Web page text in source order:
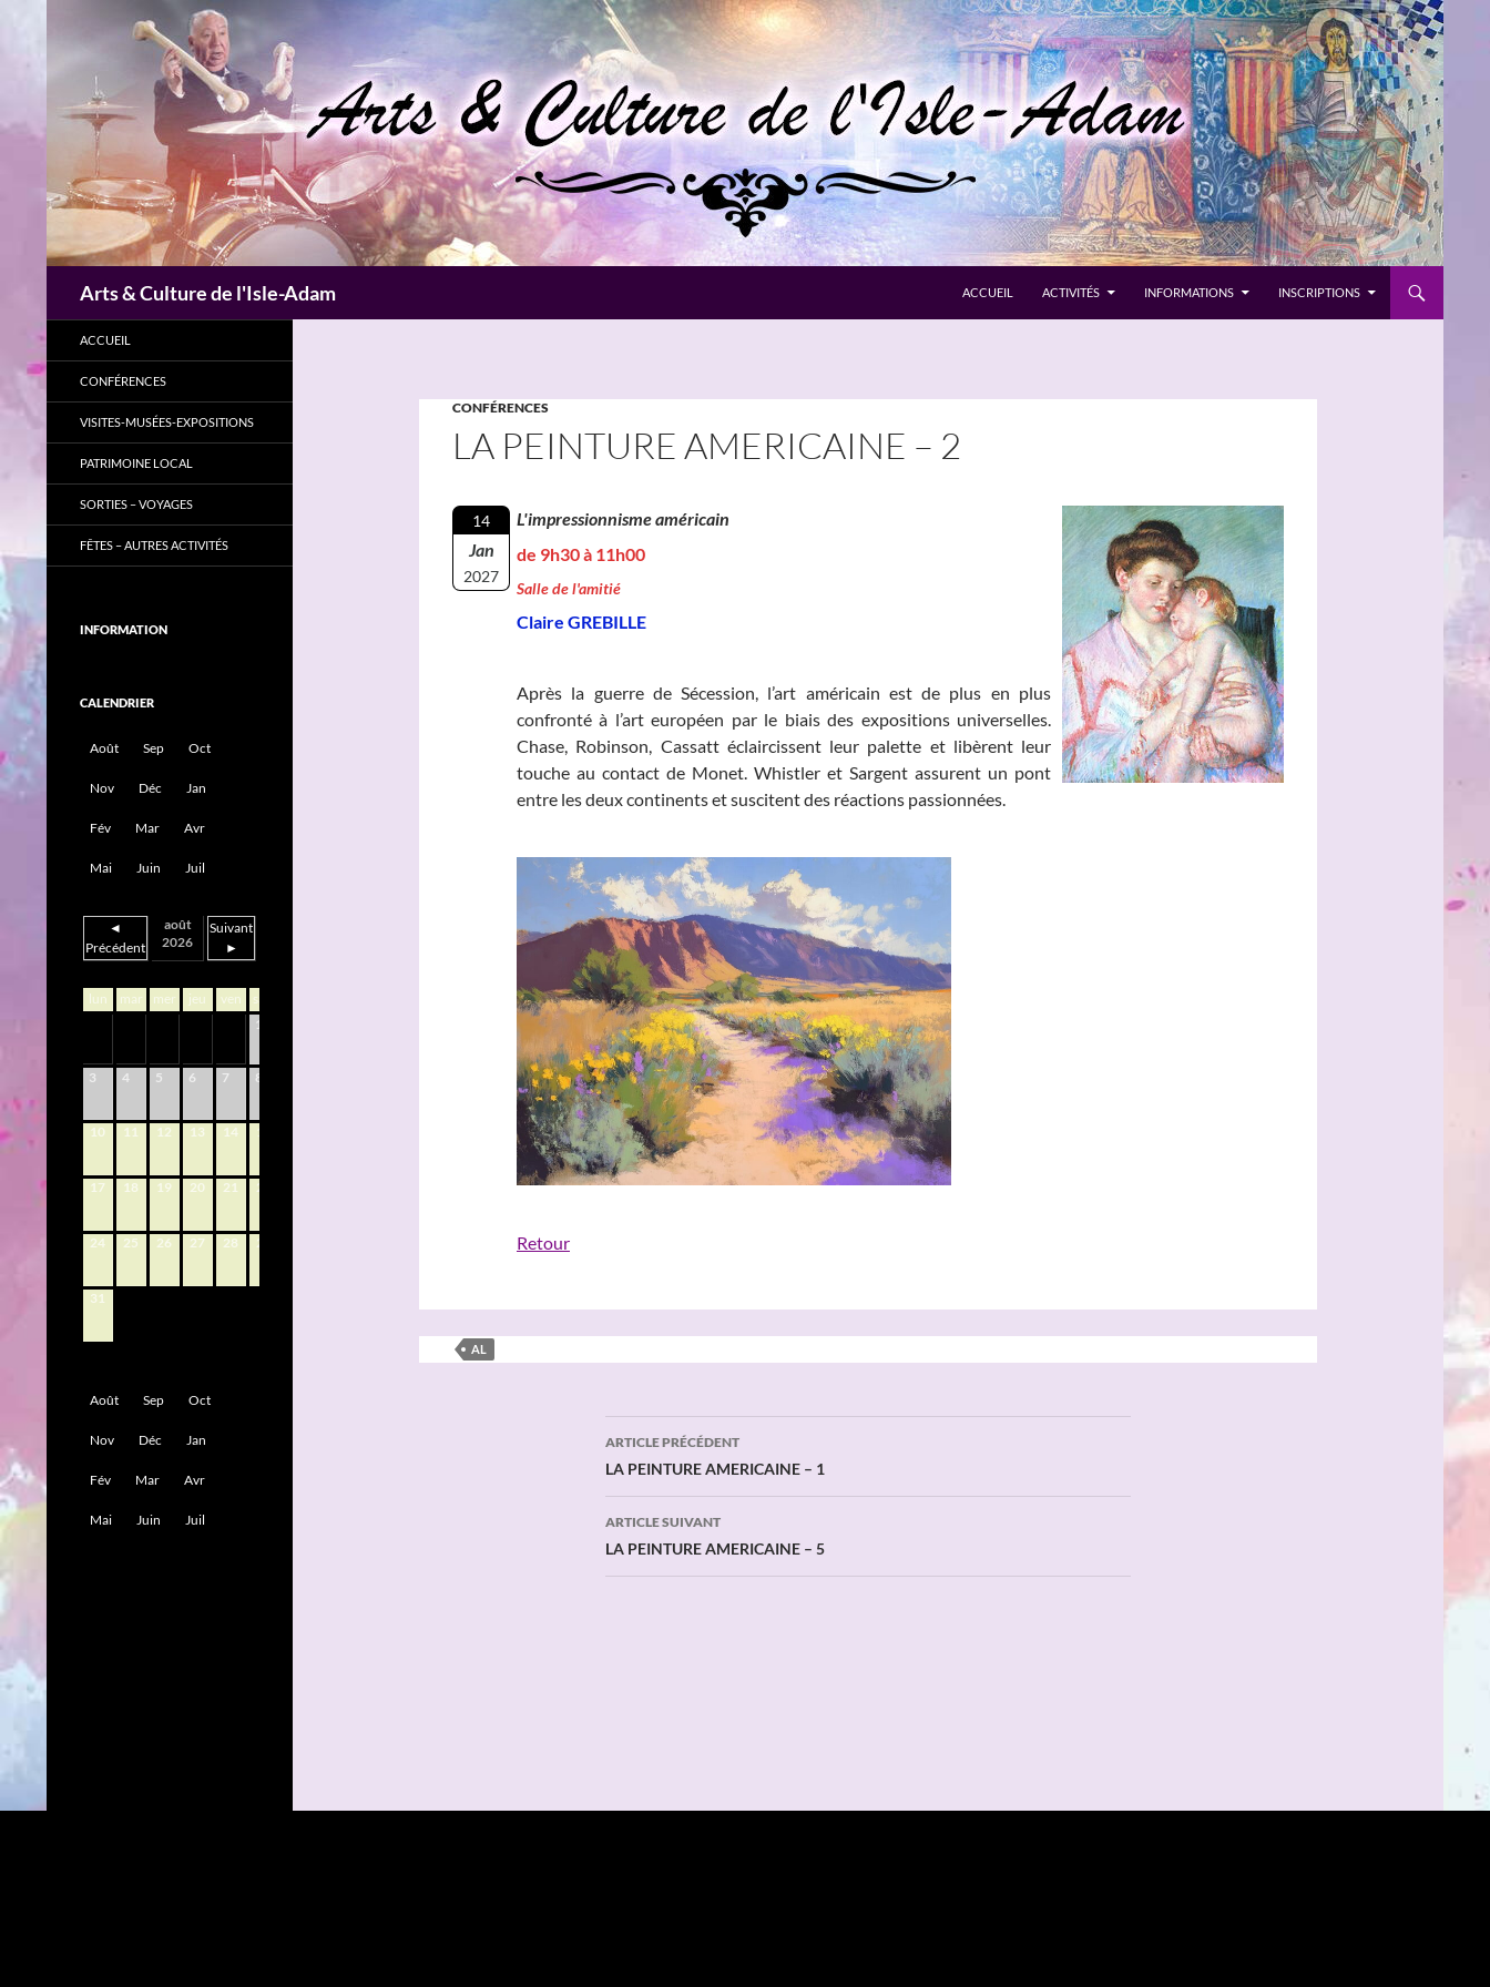
Arts & Culture de l'Isle-Adam ACCUEIL ACTIVITÉS INFORMATIONS INSCRIPTIONS
CONFÉRENCES
LA PEINTURE AMERICAINE – 2
14
Jan
2027
L'impressionnisme américain
de 9h30 à 11h00
Salle de l'amitié
Claire GREBILLE
Après la guerre de Sécession, l’art américain est de plus en plus
confronté à l’art européen par le biais des expositions universelles.
Chase, Robinson, Cassatt éclaircissent leur palette et libèrent leur
touche au contact de Monet. Whistler et Sargent assurent un pont
entre les deux continents et suscitent des réactions passionnées.
Retour
AL
Navigation
des
articles
ARTICLE PRÉCÉDENT
LA PEINTURE AMERICAINE – 1
ARTICLE SUIVANT
LA PEINTURE AMERICAINE – 5
ACCUEIL
CONFÉRENCES
VISITES-MUSÉES-EXPOSITIONS
PATRIMOINE LOCAL
SORTIES – VOYAGES
FÊTES – AUTRES ACTIVITÉS
INFORMATION
CALENDRIER
Août Sep Oct
Nov Déc Jan
Fév Mar Avr
Mai Juin Juil
◄
Précédent
août
2026
Suivant
►
lun mar mer jeu ven sam
1
3 4 5 6 7 8
10 11 12 13 14 15
17 18 19 20 21 22
24 25 26 27 28 29
31
Août Sep Oct
Nov Déc Jan
Fév Mar Avr
Mai Juin Juil